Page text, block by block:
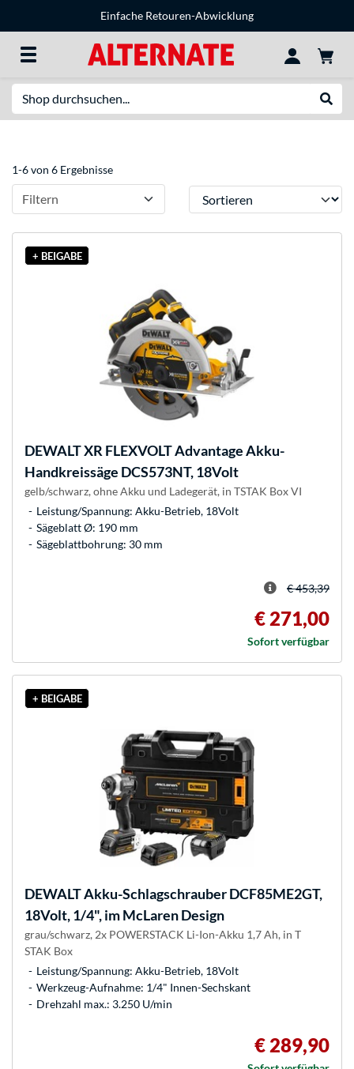
Einfache Retouren-Abwicklung
1-6 von 6 Ergebnisse
Filtern Sortieren
+ BEIGABE
DEWALTXR FLEXVOLT Advantage Akku-
Handkreissäge DCS573NT, 18Volt
gelb/schwarz, ohne Akku und Ladegerät, in TSTAK Box VI
Leistung/Spannung: Akku-Betrieb, 18Volt
Sägeblatt Ø: 190 mm
Sägeblattbohrung: 30 mm
€ 453,39
€ 271,00
Sofort verfügbar
+ BEIGABE
DEWALTAkku-Schlagschrauber DCF85ME2GT,
18Volt, 1/4", im McLaren Design
grau/schwarz, 2x POWERSTACK Li-Ion-Akku 1,7 Ah, in T
STAK Box
Leistung/Spannung: Akku-Betrieb, 18Volt
Werkzeug-Aufnahme: 1/4" Innen-Sechskant
Drehzahl max.: 3.250 U/min
€ 289,90